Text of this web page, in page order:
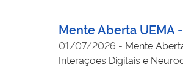
Mente Aberta UEMA
01/07/2026 - Mente
Interações Digitais e